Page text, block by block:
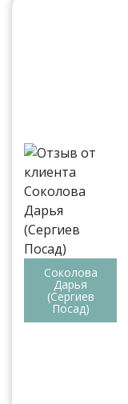
Соколова
Дарья
(Сергиев
Посад)